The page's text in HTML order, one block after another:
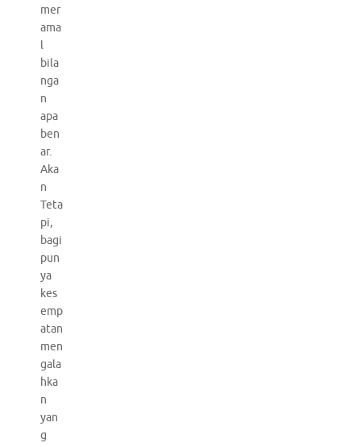
mer
ama
l
bila
nga
n
apa
ben
ar.
Aka
n
Teta
pi,
bagi
pun
ya
kes
emp
atan
men
gala
hka
n
yan
g